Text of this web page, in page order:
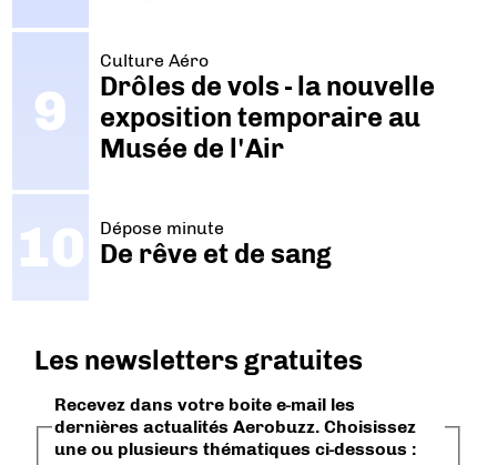
Culture Aéro
Drôles de vols - la nouvelle
exposition temporaire au
Musée de l'Air
Dépose minute
De rêve et de sang
Les newsletters gratuites
Recevez dans votre boite e-mail les
dernières actualités Aerobuzz. Choisissez
une ou plusieurs thématiques ci-dessous :